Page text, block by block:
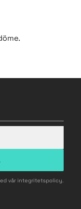
vår integritetspolicy.